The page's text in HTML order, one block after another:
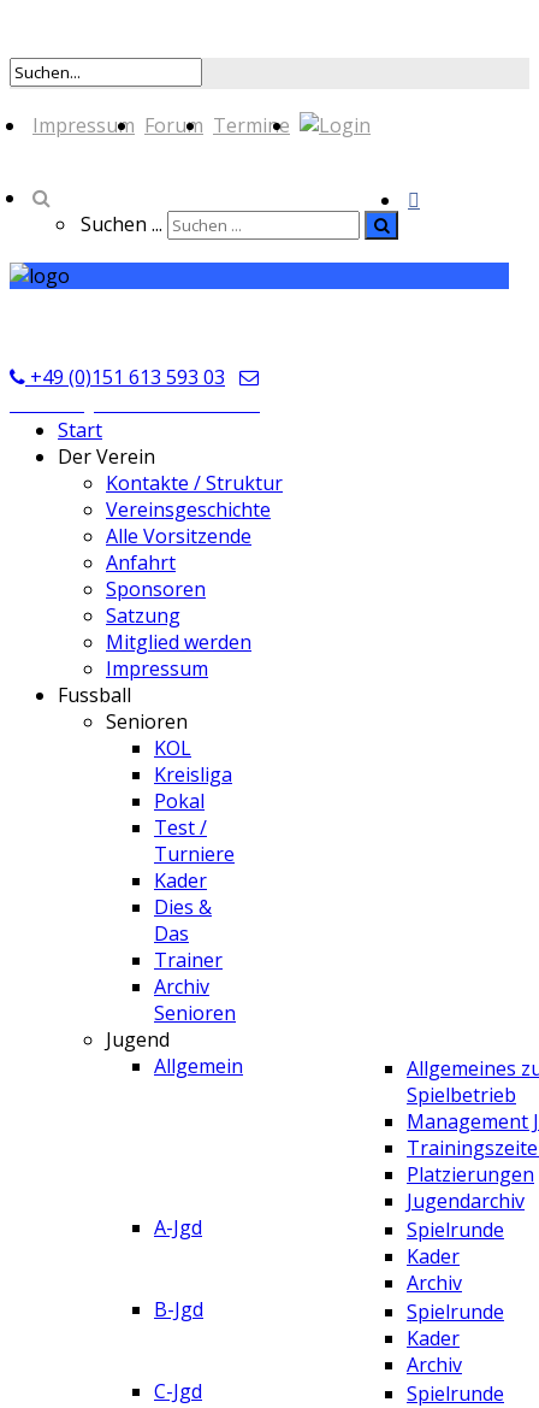
Impressum Forum Termine
Suchen ...
+49 (0)151 613 593 03
Start
Der Verein
Kontakte / Struktur
Vereinsgeschichte
Alle Vorsitzende
Anfahrt
Sponsoren
Satzung
Mitglied werden
Impressum
Fussball
Senioren
KOL
Kreisliga
Pokal
Test /
Turniere
Kader
Dies &
Das
Trainer
Archiv
Senioren
Jugend
Allgemein
Allgemeines
Spielbetrieb
Management
Platzierungen
Jugendarchiv
A-Jgd
Spielrunde
Kader
Archiv
B-Jgd
Spielrunde
Kader
Archiv
C-Jgd
Spielrunde